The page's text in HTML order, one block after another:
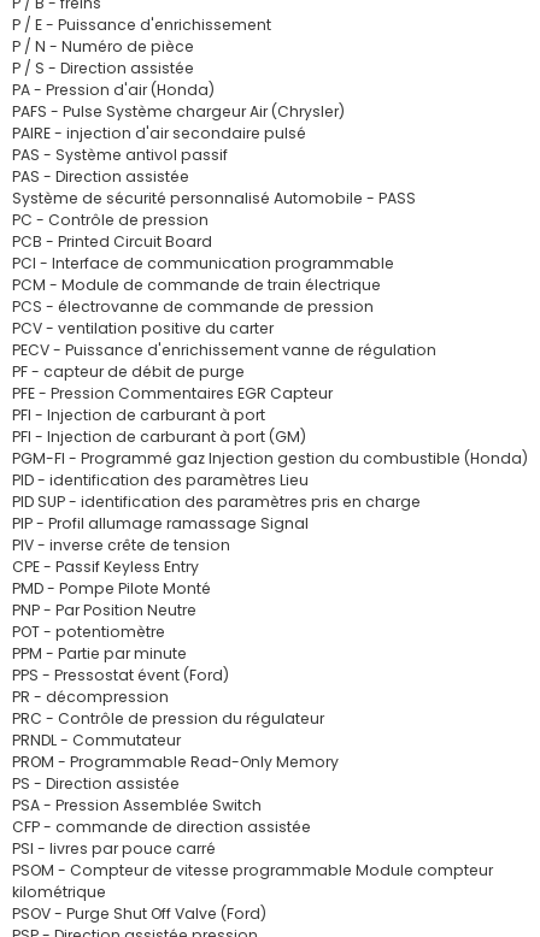
P / E - Puissance d'enrichissement
P / N - Numéro de pièce
P / S - Direction assistée
PA - Pression d'air (Honda)
PAFS - Pulse Système chargeur Air (Chrysler)
PAIRE - injection d'air secondaire pulsé
PAS - Système antivol passif
PAS - Direction assistée
Système de sécurité personnalisé Automobile - PASS
PC - Contrôle de pression
PCB - Printed Circuit Board
PCI - Interface de communication programmable
PCM - Module de commande de train électrique
PCS - électrovanne de commande de pression
PCV - ventilation positive du carter
PECV - Puissance d'enrichissement vanne de régulation
PF - capteur de débit de purge
PFE - Pression Commentaires EGR Capteur
PFI - Injection de carburant à port
PFI - Injection de carburant à port (GM)
PGM-FI - Programmé gaz Injection gestion du combustible (Honda)
PID - identification des paramètres Lieu
PID SUP - identification des paramètres pris en charge
PIP - Profil allumage ramassage Signal
PIV - inverse crête de tension
CPE - Passif Keyless Entry
PMD - Pompe Pilote Monté
PNP - Par Position Neutre
POT - potentiomètre
PPM - Partie par minute
PPS - Pressostat évent (Ford)
PR - décompression
PRC - Contrôle de pression du régulateur
PRNDL - Commutateur
PROM - Programmable Read-Only Memory
PS - Direction assistée
PSA - Pression Assemblée Switch
CFP - commande de direction assistée
PSI - livres par pouce carré
PSOM - Compteur de vitesse programmable Module compteur
kilométrique
PSOV - Purge Shut Off Valve (Ford)